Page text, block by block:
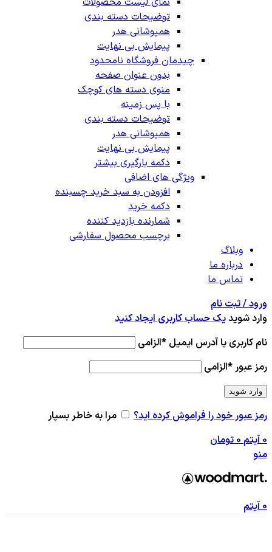
توضیحات دسته بندی
همپوشانی هدر
پیمایش بی نهایت
چیدمان فروشگاهنامحدود
بدون عنوان صفحه
منوی دسته های کوچک
با پس زمینه
توضیحات دسته بندی
همپوشانی هدر
پیمایش بی نهایت
دکمه بارگیری بیشتر
ویژگی های اضافی
افزودن به سبد خرید چسبنده
دکمه خرید
شمارنده بازدید کننده
برچسب محصول سفارشی
وبلاگ
درباره ما
تماس ما
ورود / ثبت نام
وارد شویدیک حساب کاربری ایجاد کنید
نام کاربری یا آدرس ایمیل *الزامی
رمز عبور*الزامی
وارد شوید
رمز عبور خود را فراموش کرده اید؟
مرا به خاطر بسپار
0آیتم 0تومان
منو
0آیتم